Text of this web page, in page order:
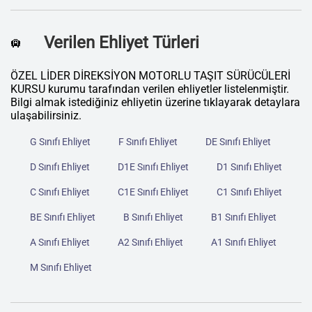
🛄 Verilen Ehliyet Türleri
ÖZEL LİDER DİREKSİYON MOTORLU TAŞIT SÜRÜCÜLERİ
KURSU kurumu tarafından verilen ehliyetler listelenmiştir.
Bilgi almak istediğiniz ehliyetin üzerine tıklayarak detaylara
ulaşabilirsiniz.
G Sınıfı Ehliyet F Sınıfı Ehliyet DE Sınıfı Ehliyet
D Sınıfı Ehliyet D1E Sınıfı Ehliyet D1 Sınıfı Ehliyet
C Sınıfı Ehliyet C1E Sınıfı Ehliyet C1 Sınıfı Ehliyet
BE Sınıfı Ehliyet B Sınıfı Ehliyet B1 Sınıfı Ehliyet
A Sınıfı Ehliyet A2 Sınıfı Ehliyet A1 Sınıfı Ehliyet
M Sınıfı Ehliyet